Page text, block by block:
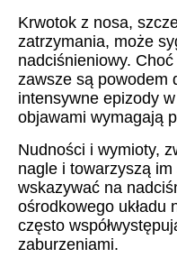
Krwotok z nosa,
zatrzymania, może
nadciśnieniowy.
zawsze są powodem
intensywne epizody
objawami wymagają
Nudności i wymioty,
nagle i towarzyszą im
wskazywać na
ośrodkowego układu
często
zaburzeniami.